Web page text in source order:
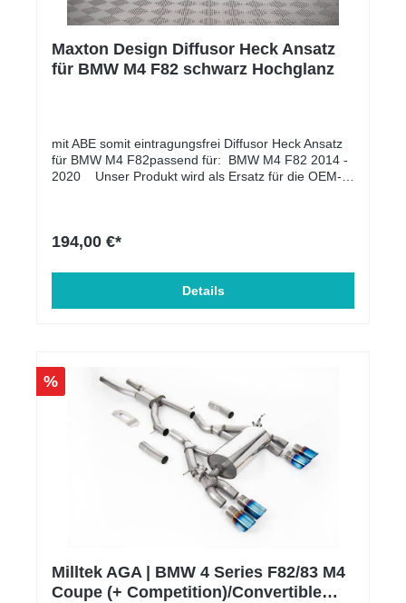
berechnet.
Maxton Design Diffusor Heck Ansatz
für BMW M4 F82 schwarz Hochglanz
mit ABE somit eintragungsfrei Diffusor Heck Ansatz
für BMW M4 F82passend für: BMW M4 F82 2014 -
2020 Unser Produkt wird als Ersatz für die OEM-
194,00 €*
Details
%
Milltek AGA | BMW 4 Series F82/83 M4
Coupe (+ Competition)/Convertible